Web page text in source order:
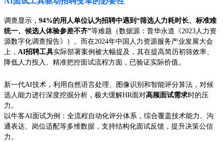
调查显示， 94%的用人单位认为招聘中遇到“筛选人力耗时长、标准难
统一、候选人体验参差不齐”等难题（数据源：普华永道《2023人力资
源数字化调查报告》）。而在2024年中国人力资源服务产业发展大会
上， AI招聘工具实际部署案例被大幅提及，其在提高简历初筛效率、
降低人力投入、精准把控面试流程方面，已验证实际价值。
新一代AI技术，利用自然语言处理、图像识别和智能评分算法，对候
选人能力进行深度挖掘分析，极大缓解HR面对高频面试需求时的压
力。
以牛客AI面试为例：全流程自动化评分体系，综合覆盖技术能力、沟
通表达、岗位适配等多维数据，支持结构化面试反馈，提升决策公信
力。